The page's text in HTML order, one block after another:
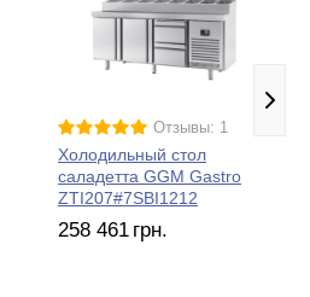
Отзывы: 1
Холодильный стол
саладетта GGM Gastro
ZTI207#7SBI1212
258 461 грн.